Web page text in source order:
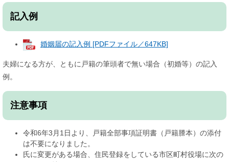
記入例
婚姻届の記入例 [PDFファイル／647KB]
夫婦になる方が、ともに戸籍の筆頭者で無い場合（初婚等）の記入
例。
注意事項
令和6年3月1日より、戸籍全部事項証明書（戸籍謄本）の添付
は不要になりました。
氏に変更がある場合、住民登録をしている市区町村役場に次の